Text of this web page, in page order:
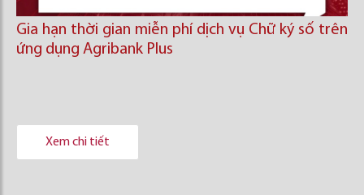
Gia hạn thời gian miễn phí dịch vụ Chữ ký số trên
ứng dụng Agribank Plus
Xem chi tiết